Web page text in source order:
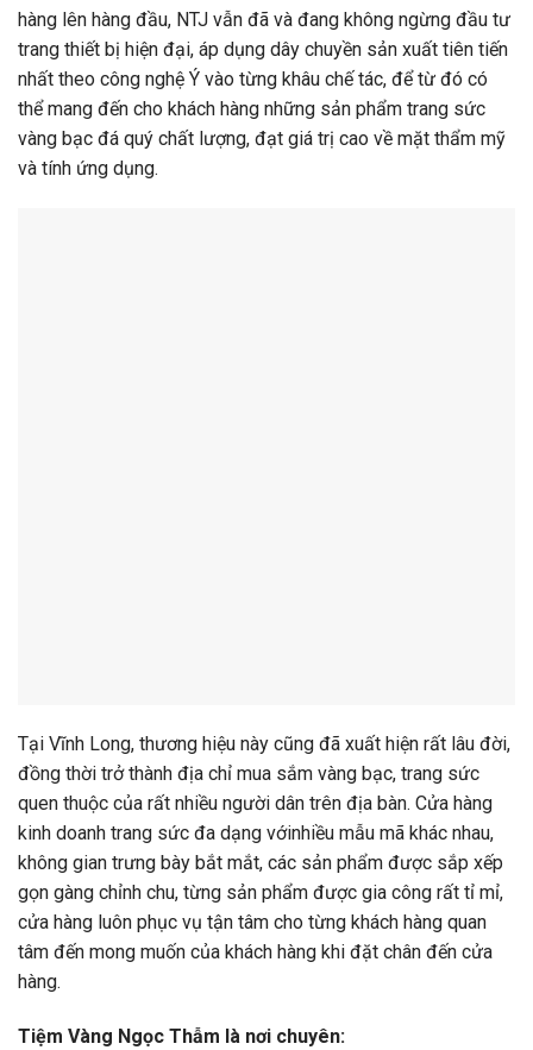
hàng lên hàng đầu, NTJ vẫn đã và đang không ngừng đầu tư
trang thiết bị hiện đại, áp dụng dây chuyền sản xuất tiên tiến
nhất theo công nghệ Ý vào từng khâu chế tác, để từ đó có
thể mang đến cho khách hàng những sản phẩm trang sức
vàng bạc đá quý chất lượng, đạt giá trị cao về mặt thẩm mỹ
và tính ứng dụng.
Tại Vĩnh Long, thương hiệu này cũng đã xuất hiện rất lâu đời,
đồng thời trở thành địa chỉ mua sắm vàng bạc, trang sức
quen thuộc của rất nhiều người dân trên địa bàn. Cửa hàng
kinh doanh trang sức đa dạng vớinhiều mẫu mã khác nhau,
không gian trưng bày bắt mắt, các sản phẩm được sắp xếp
gọn gàng chỉnh chu, từng sản phẩm được gia công rất tỉ mỉ,
cửa hàng luôn phục vụ tận tâm cho từng khách hàng quan
tâm đến mong muốn của khách hàng khi đặt chân đến cửa
hàng.
Tiệm Vàng Ngọc Thẫm là nơi chuyên: